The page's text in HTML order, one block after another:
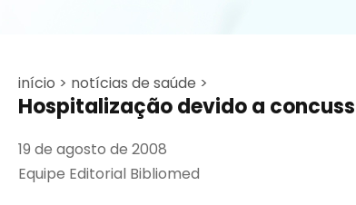
início > notícias de saúde >
Hospitalização devido a
19 de agosto de 2008
Equipe Editorial Bibliomed